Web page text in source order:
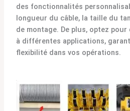
des fonctionnalités
longueur du câble, la taille du
de montage. De plus, optez
à différentes applications,
flexibilité dans vos opérations.